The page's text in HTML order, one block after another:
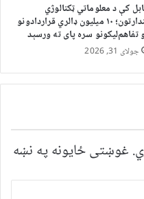
کې د معلوماتي ټکنالوژي
نندارتون؛ ۱۰ میلیون ډالري قراردادونو
تفاهم‌لیکونو سره پای ته ورسېد
جولای 31, 2026
غوښتى ځایونه په نښه